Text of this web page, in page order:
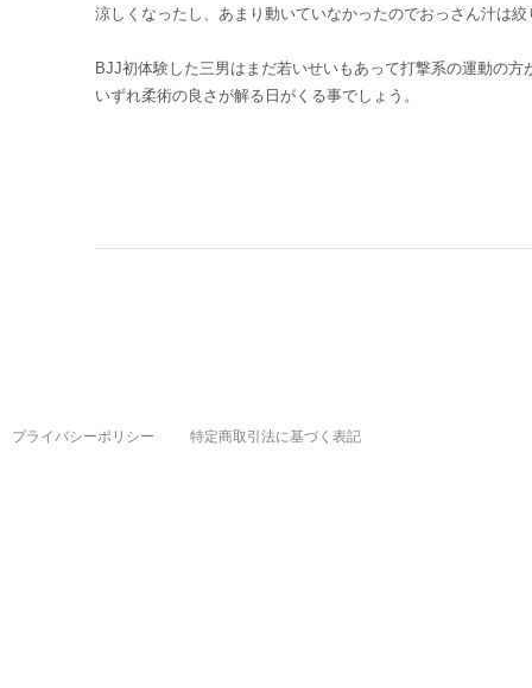
涼しくなったし、あまり動いていなかったのでおっさん汁は
BJJ初体験した三男はまだ若いせいもあって打撃系の運動の
いずれ柔術の良さが解る日がくる事でしょう。
プライバシーポリシー 特定商取引法に基づく表記